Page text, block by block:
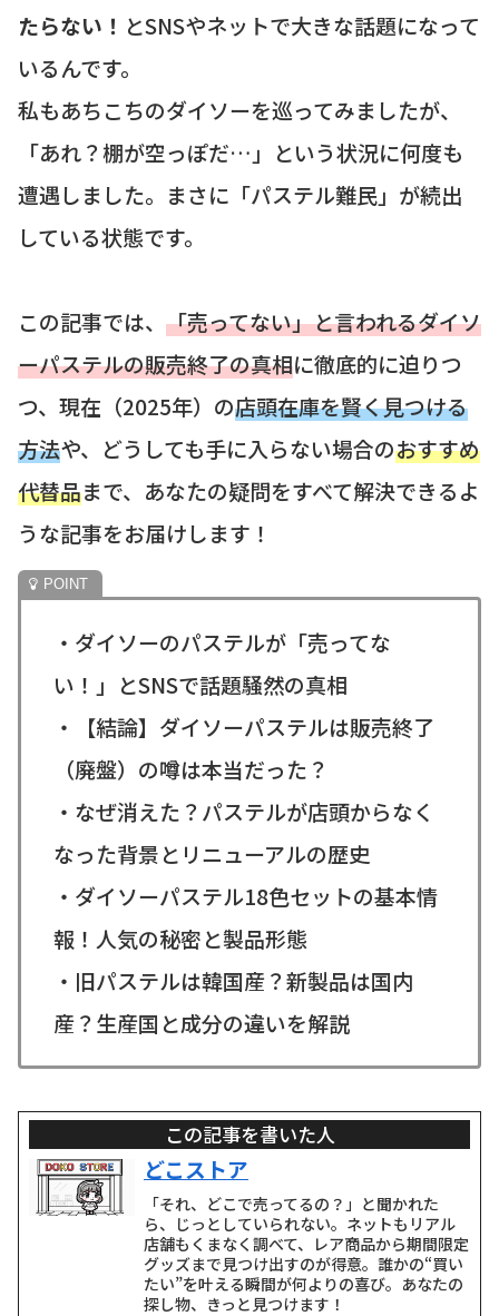
たらない！ とSNSやネットで大きな話題になって
いるんです。
私もあちこちのダイソーを巡ってみましたが、
「あれ？棚が空っぽだ…」という状況に何度も
遭遇しました。まさに「パステル難民」が続出
している状態です。
この記事では、 「売ってない」と言われるダイソ
ーパステルの販売終了の真相に徹底的に迫りつ
つ、現在（2025年）の店頭在庫を賢く見つける
方法や、どうしても手に入らない場合のおすすめ
代替品まで、あなたの疑問をすべて解決できるよ
うな記事をお届けします！
・ダイソーのパステルが「売ってな
い！」とSNSで話題騒然の真相
・【結論】ダイソーパステルは販売終了
（廃盤）の噂は本当だった？
・なぜ消えた？パステルが店頭からなく
なった背景とリニューアルの歴史
・ダイソーパステル18色セットの基本情
報！人気の秘密と製品形態
・旧パステルは韓国産？新製品は国内
産？生産国と成分の違いを解説
この記事を書いた人
どこストア
「それ、どこで売ってるの？」と聞かれた
ら、じっとしていられない。ネットもリアル
店舗もくまなく調べて、レア商品から期間限定
グッズまで見つけ出すのが得意。誰かの“買い
たい”を叶える瞬間が何よりの喜び。あなたの
探し物、きっと見つけます！